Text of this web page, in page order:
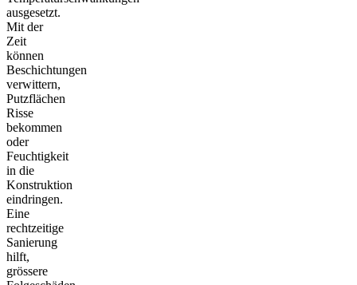
ausgesetzt.
Mit der
Zeit
können
Beschichtungen
verwittern,
Putzflächen
Risse
bekommen
oder
Feuchtigkeit
in die
Konstruktion
eindringen.
Eine
rechtzeitige
Sanierung
hilft,
grössere